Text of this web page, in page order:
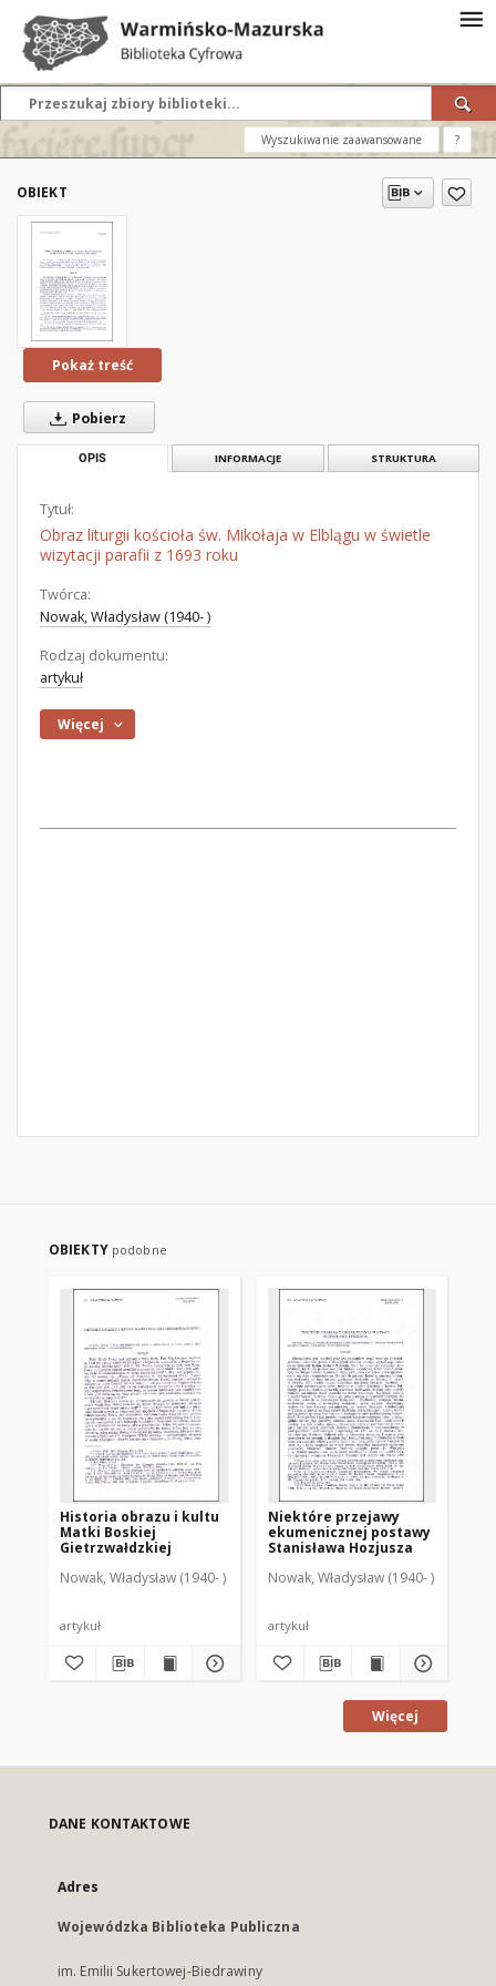
Wyszukiwanie zaawansowane ?
OBIEKT
Pokaż treść
Pobierz
OPIS INFORMACJE STRUKTURA
Tytuł:
Obraz liturgii kościoła św. Mikołaja w Elblągu w świetle
wizytacji parafii z 1693 roku
Twórca:
Nowak, Władysław (1940- )
Rodzaj dokumentu:
artykuł
Więcej
OBIEKTY podobne
Historia obrazu i kultu
Matki Boskiej
Gietrzwałdzkiej
Nowak, Władysław (1940- )
artykuł
Niektóre przejawy
ekumenicznej postawy
Stanisława Hozjusza
Nowak, Władysław (1940- )
artykuł
Więcej
DANE KONTAKTOWE
Adres
Wojewódzka Biblioteka Publiczna
im. Emilii Sukertowej-Biedrawiny